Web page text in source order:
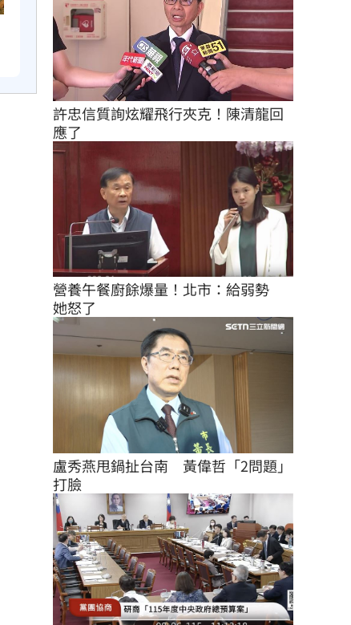
許忠信質詢炫耀飛行夾克！陳清龍回
應了
營養午餐廚餘爆量！北市：給弱勢
她怒了
盧秀燕甩鍋扯台南　黃偉哲「2問題」
打臉